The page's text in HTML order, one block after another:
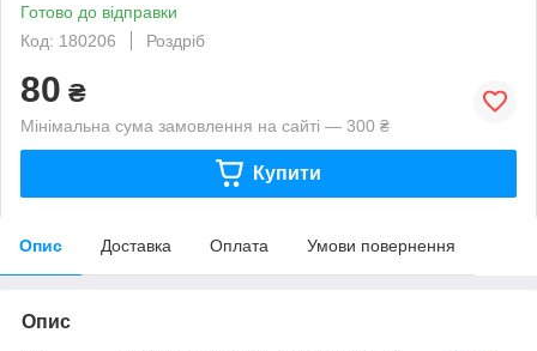
Готово до відправки
Код: 180206
Роздріб
80 ₴
Мінімальна сума замовлення на сайті — 300 ₴
Купити
Опис Доставка Оплата Умови повернення
Опис